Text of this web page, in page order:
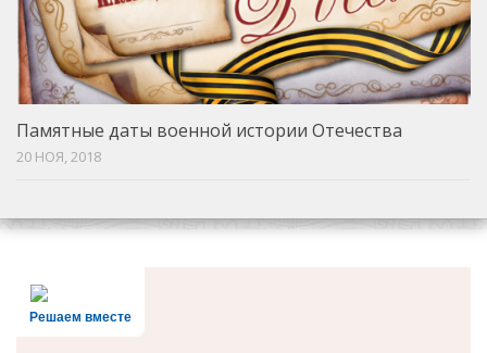
Памятные даты военной истории Отечества
20 НОЯ, 2018
Решаем вместе